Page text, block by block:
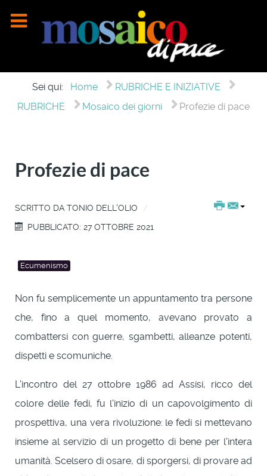
Sei qui: Home
RUBRICHE E INIZIATIVE
RUBRICHE
Mosaico dei giorni Profezie di pace
Profezie di pace
SCRITTO DA TONIO DELL'OLIO
PUBBLICATO: 27 OTTOBRE 2021
Ecumenismo
Non fu semplicemente un appuntamento tra persone
che, fino a quel momento, avevano provato a
combattersi con guerre, sgambetti, alleanze potenti,
dispetti e scomuniche.
L'incontro del 27 ottobre 1986 ad Assisi, ricco del
colore delle fedi, fu l'inizio di un capovolgimento di
prospettiva, una vera rivoluzione: le fedi si mettevano
insieme al servizio di un progetto di bene per l'intera
umanità. Scelsero di osare, di sporgersi, di provare ad